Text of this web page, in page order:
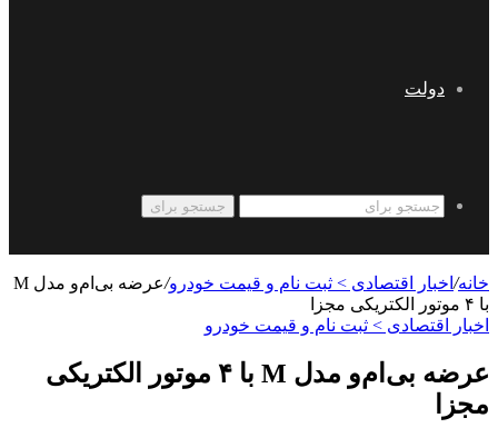
دولت
جستجو برای
خانه/ اخبار اقتصادی > ثبت نام و قیمت خودرو/
عرضه بی‌ام‌و مدل M
با ۴ موتور الکتریکی مجزا
اخبار اقتصادی > ثبت نام و قیمت خودرو
عرضه بی‌ام‌و مدل M با ۴ موتور الکتریکی
مجزا